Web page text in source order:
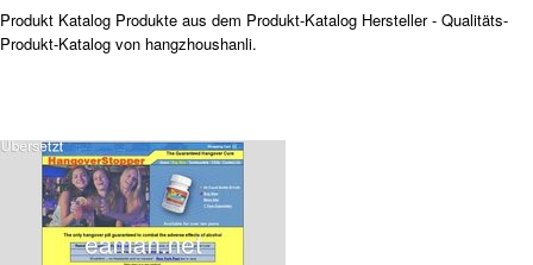
Produkt Katalog Produkte aus dem Produkt-Katalog Hersteller - Qualitäts-
Produkt-Katalog von hangzhoushanli.